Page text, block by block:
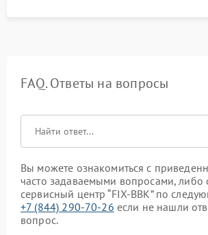
FAQ. Ответы на вопросы
Вы можете ознакомиться с
часто задаваемыми вопросами, либо
сервисный центр “FIX-BBK” по
+7 (844) 290-70-26 если не нашли
вопрос.